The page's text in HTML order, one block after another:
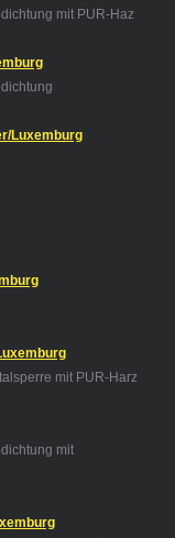
mit PUR-Haz
Luxemburg
mit PUR-Harz
mit